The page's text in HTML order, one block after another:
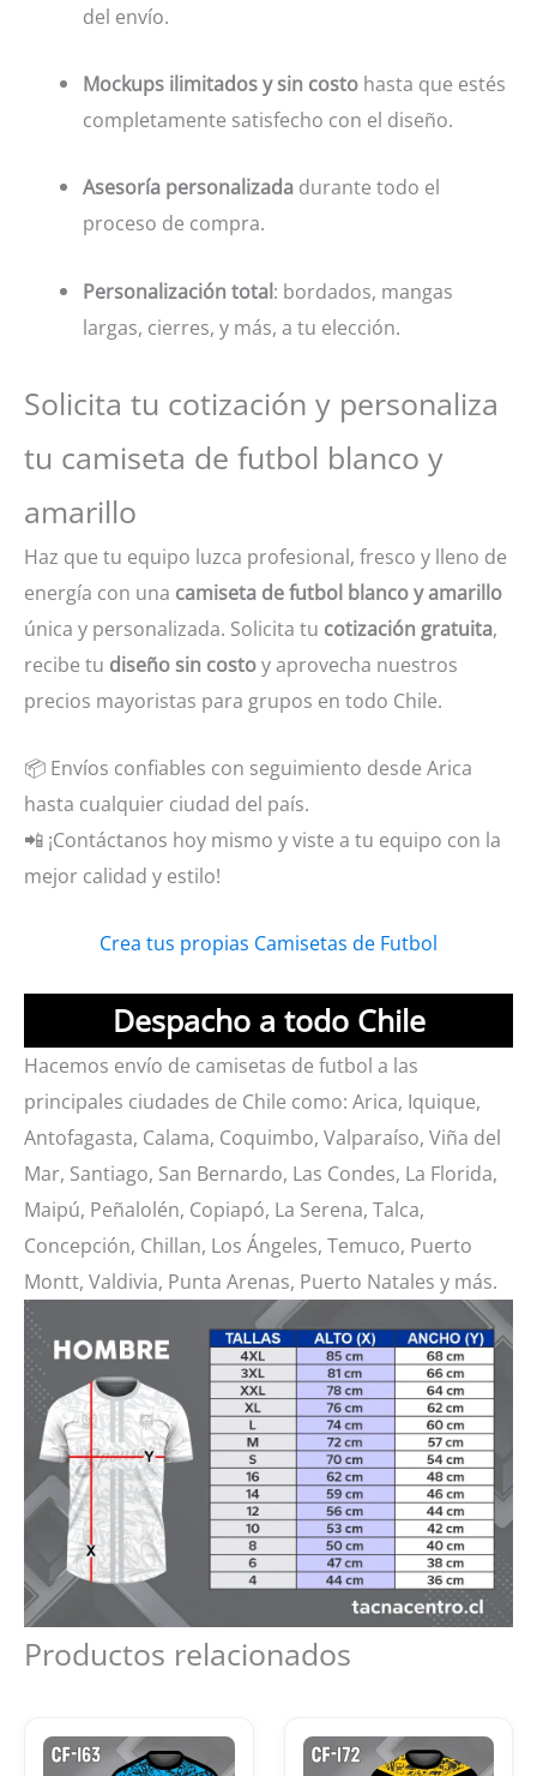
del envío.
Mockups ilimitados y sin costo hasta que estés
completamente satisfecho con el diseño.
Asesoría personalizada durante todo el
proceso de compra.
Personalización total: bordados, mangas
largas, cierres, y más, a tu elección.
Solicita tu cotización y personaliza
tu camiseta de futbol blanco y
amarillo
Haz que tu equipo luzca profesional, fresco y lleno de
energía con una camiseta de futbol blanco y amarillo
única y personalizada. Solicita tu cotización gratuita,
recibe tu diseño sin costoy aprovecha nuestros
precios mayoristas para grupos en todo Chile.
📦 Envíos confiables con seguimiento desde Arica
hasta cualquier ciudad del país.
📲 ¡Contáctanos hoy mismo y viste a tu equipo con la
mejor calidad y estilo!
Crea tus propias Camisetas de Futbol
Despacho a todo Chile
Hacemos envío de camisetas de futbol a las
principales ciudades de Chile como: Arica, Iquique,
Antofagasta, Calama, Coquimbo, Valparaíso, Viña del
Mar, Santiago, San Bernardo, Las Condes, La Florida,
Maipú, Peñalolén, Copiapó, La Serena, Talca,
Concepción, Chillan, Los Ángeles, Temuco, Puerto
Montt, Valdivia, Punta Arenas, Puerto Natales y más.
Productos relacionados